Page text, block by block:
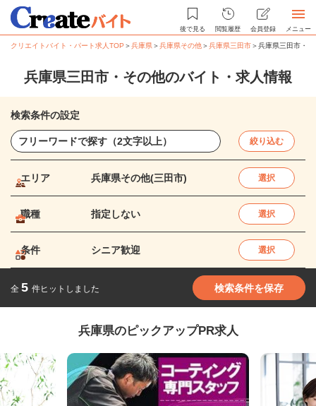
後で見る 閲覧履歴 会員登録 メニュー
クリエイトバイト・パート求人TOP ＞兵庫県＞兵庫県その他＞兵庫県三田市＞兵庫県三田市・
兵庫県三田市・その他のバイト・求人情報
検索条件の設定
絞り込む
エリア 兵庫県その他(三田市) 選択
職種 指定しない 選択
条件 シニア歓迎 選択
全 5 件ヒットしました 検索条件を保存
兵庫県のピックアップPR求人